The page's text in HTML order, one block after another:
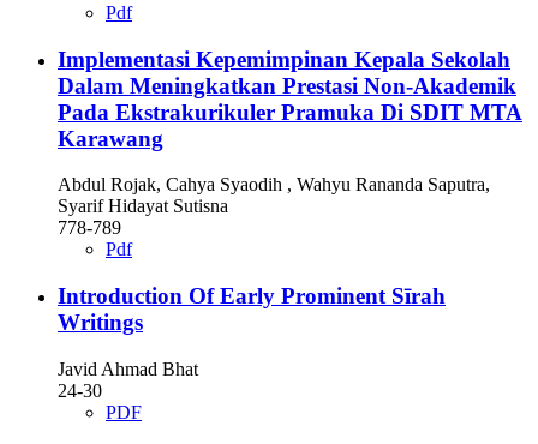
Pdf
Implementasi Kepemimpinan Kepala Sekolah
Dalam Meningkatkan Prestasi Non-Akademik
Pada Ekstrakurikuler Pramuka Di SDIT MTA
Karawang
Abdul Rojak, Cahya Syaodih , Wahyu Rananda Saputra,
Syarif Hidayat Sutisna
778-789
Pdf
Introduction Of Early Prominent Sīrah
Writings
Javid Ahmad Bhat
24-30
PDF